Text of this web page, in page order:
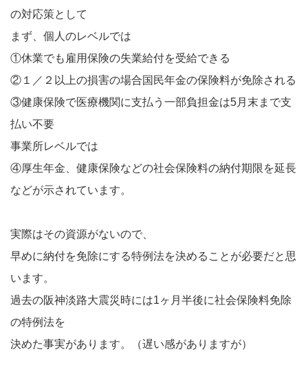
の対応策として
まず、個人のレベルでは
①休業でも雇用保険の失業給付を受給できる
②１／２以上の損害の場合国民年金の保険料が免除される
③健康保険で医療機関に支払う一部負担金は5月末まで支
払い不要
事業所レベルでは
④厚生年金、健康保険などの社会保険料の納付期限を延長
などが示されています。
実際はその資源がないので、
早めに納付を免除にする特例法を決めることが必要だと思
います。
過去の阪神淡路大震災時には1ヶ月半後に社会保険料免除
の特例法を
決めた事実があります。（遅い感がありますが）